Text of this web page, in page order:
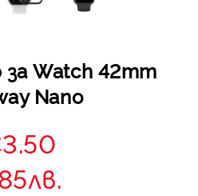
Watch 42mm
Nano